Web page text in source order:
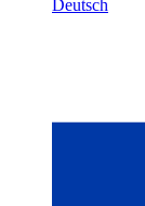
Deutsch